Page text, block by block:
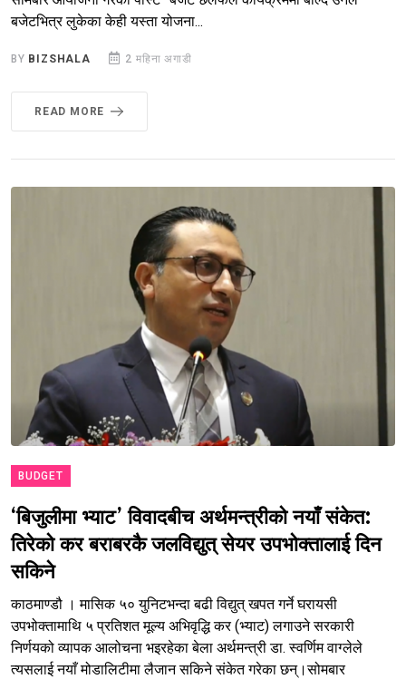
बजेटभित्र लुकेका केही यस्ता योजना...
BY BIZSHALA 2 महिना अगाडी
READ MORE
BUDGET
‘बिजुलीमा भ्याट’ विवादबीच अर्थमन्त्रीको नयाँ संकेत:
तिरेको कर बराबरकै जलविद्युत् सेयर उपभोक्तालाई दिन
सकिने
काठमाण्डौ । मासिक ५० युनिटभन्दा बढी विद्युत् खपत गर्ने घरायसी
उपभोक्तामाथि ५ प्रतिशत मूल्य अभिवृद्धि कर (भ्याट) लगाउने सरकारी
निर्णयको व्यापक आलोचना भइरहेका बेला अर्थमन्त्री डा. स्वर्णिम वाग्लेले
त्यसलाई नयाँ मोडालिटीमा लैजान सकिने संकेत गरेका छन्।सोमबार